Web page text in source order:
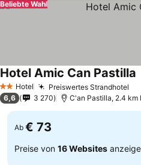
Beliebte Wahl
2 Sterne
Hotel Preiswertes Strandhotel
Hotel Amic Can Pastilla
6,6 3 270 C'an Pastilla, 2.4 km
Ab € 73
Preise von 16 Websites